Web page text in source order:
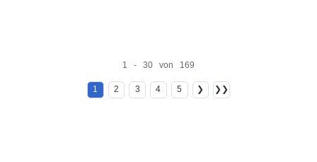
1 - 30 von 169
1 2 3 4 5 ❯ ❯❯